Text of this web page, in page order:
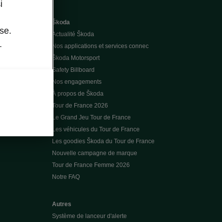
Škoda
Actualité Škoda
Nos applications et services connec
Škoda Motorsport
Safety Billboard
Nos engagements
À propos de Škoda
Tour de France 2026
Le Grand Jeu Tour de France
Les véhicules du Tour de France
Les goodies Škoda du Tour de France
Nouvelle campagne de marque
Tour de France Femme 2026
Notre FAQ
Autres
Système de lanceur d'alerte